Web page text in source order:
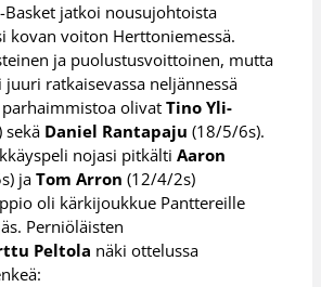
Basket jatkoi nousujohtoista
kovan voiton Herttoniemessä.
ja puolustusvoittoinen, mutta
ratkaisevassa neljännessä
parhaimmistoa olivatTino Yli-
sekä Daniel Rantapaju (18/5/6s).
nojasi pitkältiAaron
jaTom Arron (12/4/2s)
oli kärkijoukkue Panttereille
Perniöläisten
Peltola näki ottelussa